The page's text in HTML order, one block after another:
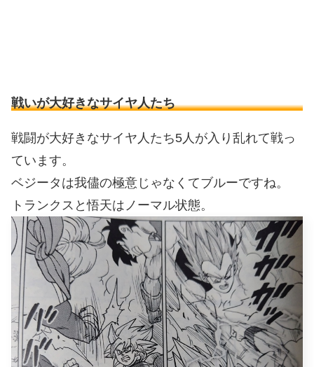
戦いが大好きなサイヤ人たち
戦闘が大好きなサイヤ人たち5人が入り乱れて戦っ
ています。
ベジータは我儘の極意じゃなくてブルーですね。
トランクスと悟天はノーマル状態。